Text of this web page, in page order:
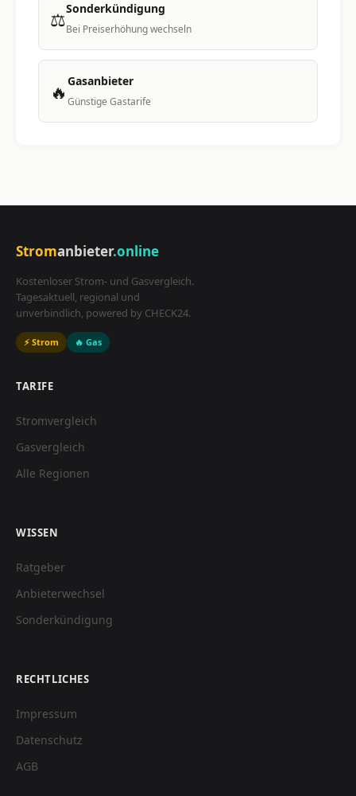
⚖️Sonderkündigung
Bei Preiserhöhung wechseln
🔥 Gasanbieter
Günstige Gastarife
Stromanbieter.online
Kostenloser Strom- und Gasvergleich.
Tagesaktuell, regional und
unverbindlich, powered by CHECK24.
⚡ Strom 🔥 Gas
TARIFE
Stromvergleich
Gasvergleich
Alle Regionen
WISSEN
Ratgeber
Anbieterwechsel
Sonderkündigung
RECHTLICHES
Impressum
Datenschutz
AGB